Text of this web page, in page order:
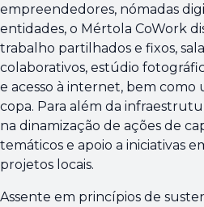
empreendedores, nómadas
entidades, o Mértola CoWork
trabalho partilhados e fixos,
colaborativos, estúdio
e acesso à internet, bem como
copa. Para além da
na dinamização de ações de
temáticos e apoio a iniciativas
projetos locais.
Assente em princípios de